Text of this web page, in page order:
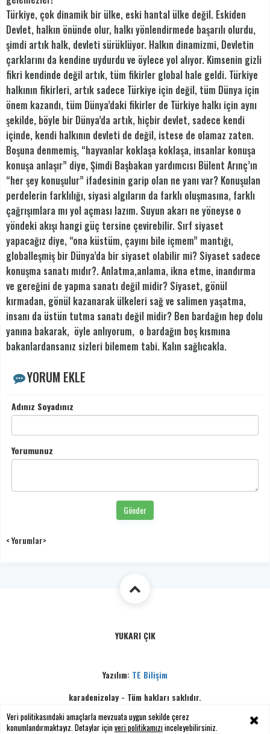
Türkiye, çok dinamik bir ülke, eski hantal ülke değil. Eskiden
Devlet, halkın önünde olur, halkı yönlendirmede başarılı olurdu,
şimdi artık halk, devleti sürüklüyor. Halkın dinamizmi, Devletin
çarklarını da kendine uydurdu ve öylece yol alıyor. Kimsenin gizli
fikri kendinde değil artık, tüm fikirler global hale geldi. Türkiye
halkının fikirleri, artık sadece Türkiye için değil, tüm Dünya için
önem kazandı, tüm Dünya’daki fikirler de Türkiye halkı için aynı
şekilde, böyle bir Dünya’da artık, hiçbir devlet, sadece kendi
içinde, kendi halkının devleti de değil, istese de olamaz zaten.
Boşuna denmemiş, “hayvanlar koklaşa koklaşa, insanlar konuşa
konuşa anlaşır” diye, Şimdi Başbakan yardımcısı Bülent Arınç’ın
“her şey konuşulur” ifadesinin garip olan ne yanı var? Konuşulan
perdelerin farklılığı, siyasi algıların da farklı oluşmasına, farklı
çağrışımlara mı yol açması lazım. Suyun akarı ne yöneyse o
yöndeki akışı hangi güç tersine çevirebilir. Sırf siyaset
yapacağız diye, “ona küstüm, çayını bile içmem” mantığı,
globalleşmiş bir Dünya’da bir siyaset olabilir mi? Siyaset sadece
konuşma sanatı mıdır?. Anlatma,anlama, ikna etme, inandırma
ve gereğini de yapma sanatı değil midir? Siyaset, gönül
kırmadan, gönül kazanarak ülkeleri sağ ve salimen yaşatma,
insanı da üstün tutma sanatı değil midir? Ben bardağın hep dolu
yanına bakarak, öyle anlıyorum, o bardağın boş kısmına
bakanlardansanız sizleri bilemem tabi. Kalın sağlıcakla.
YORUM EKLE
Adınız Soyadınız
Yorumunuz
Gönder
< Yorumlar>
YUKARI ÇIK
Yazılım: TE Bilişim
karadenizolay - Tüm hakları saklıdır.
Copyright © 2026
Veri politikasındaki amaçlarla mevzuata uygun sekilde çerez
konumlandırmaktayız. Detaylar içinveri politikamızıinceleyebilirsiniz.